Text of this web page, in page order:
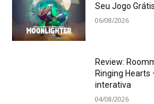
Seu Jogo
06/08/2026
Review:
Ringing
interativa
04/08/2026